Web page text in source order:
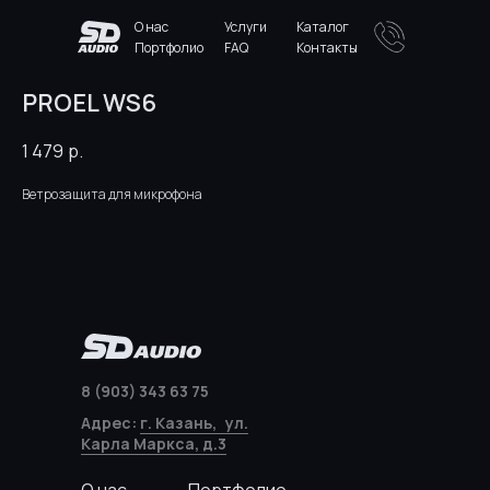
Каталог
Услуги
О нас
Портфолио
FAQ Контакты
PROEL WS6
1 479 р.
Ветрозащита для микрофона
8 (903) 343 63 75
Адрес: г. Казань, ул.
Карла Маркса, д.3